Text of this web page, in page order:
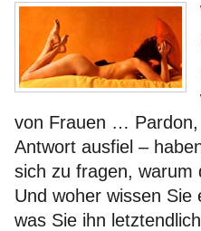
von Frauen … Pardon,
Antwort ausfiel –
sich zu fragen, warum
Und woher wissen
was Sie ihn